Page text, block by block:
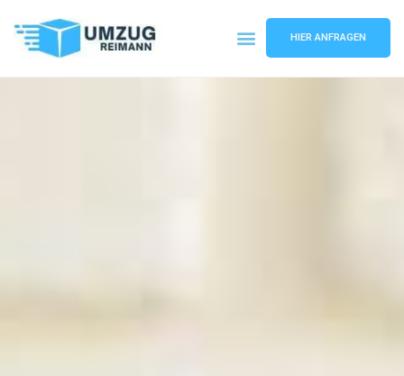
HIER ANFRAGEN